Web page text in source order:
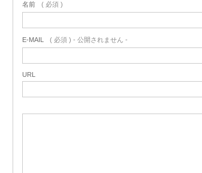
名前 ( 必須 )
E-MAIL ( 必須 ) - 公開されません -
URL